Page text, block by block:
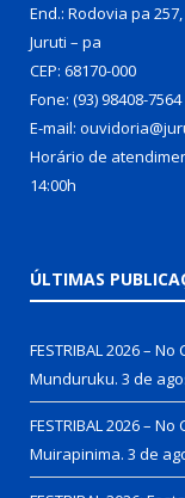
End.: Rodovia pa
Juruti – pa
CEP: 68170-000
Fone: (93) 98408-7564
E-mail:
Horário de
14:00h
ÚLTIMAS
FESTRIBAL 2026 –
Munduruku. 3 de
FESTRIBAL 2026 –
Muirapinima. 3 de